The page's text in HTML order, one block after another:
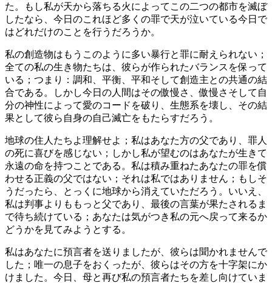
た。もし私が天から落ちる火によってこの二つの都市を滅ぼ
したなら、今日のこれほど多くの罪で天が泣いている今日で
はどれだけのことを行うだろうか。
私の創造物はもうこのように多い暴行と罪に耐えられない；
全ての私の生き物たちは、彼らが作られたバランスを保って
いる；つまり：調和、平衡、平和そして創造主との共通の結
合である。しかし今日の人間はその傲慢さ、傲慢さそして自
分の神性によって愛のコードを破り、生態系を壊し、その結
果として彼ら自身の自己滅亡をもたらすだろう。
地球の住人たちよ理解せよ；私はあなた方の父であり、罪人
の死に喜びを感じない；しかし私が望むのはあなたが生きて
永遠の命を持つことである。私は積み重ねたあなたの罪を償
わせる正義の父ではない；それは私ではありません；もしそ
うだったら、とっくに地球から消えていただろう。いいえ、
私は判事よりももっと父であり、最後の言葉が果たされるま
で待ち続けている；あなたは気がつき私の元へ戻って来るか
どうかを見てみようとする。
私はあなたに預言者を送りましたが、彼らは聞かれませんで
した；唯一の息子をおくったが、彼らはその方を十字架にか
けました。今日、母と再び私の預言者たちを差し向けていま